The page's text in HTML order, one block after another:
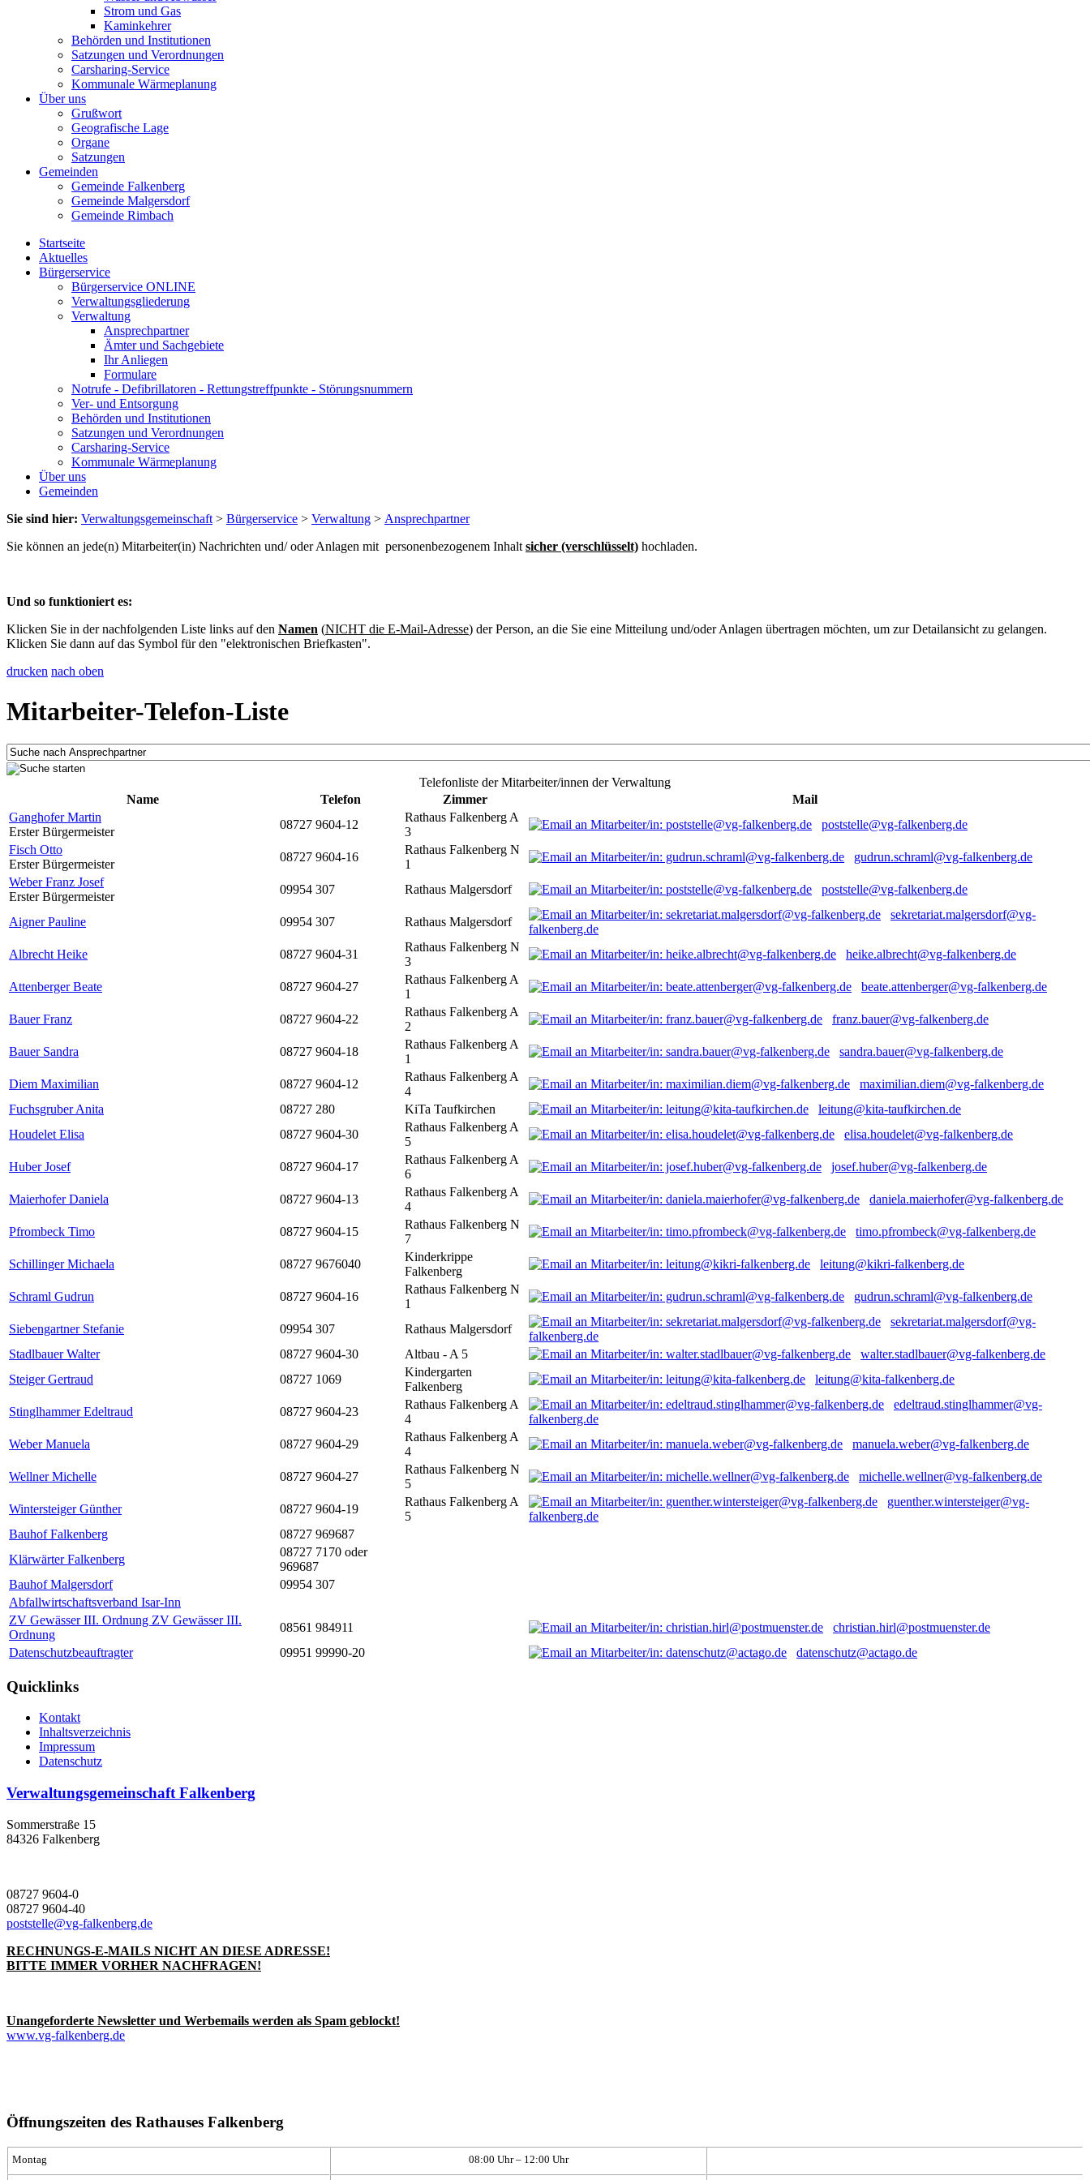
Strom und Gas
Kaminkehrer
Behörden und Institutionen
Satzungen und Verordnungen
Carsharing-Service
Kommunale Wärmeplanung
Über uns
Grußwort
Geografische Lage
Organe
Satzungen
Gemeinden
Gemeinde Falkenberg
Gemeinde Malgersdorf
Gemeinde Rimbach
Startseite
Aktuelles
Bürgerservice
Bürgerservice ONLINE
Verwaltungsgliederung
Verwaltung
Ansprechpartner
Ämter und Sachgebiete
Ihr Anliegen
Formulare
Notrufe - Defibrillatoren - Rettungstreffpunkte - Störungsnummern
Ver- und Entsorgung
Behörden und Institutionen
Satzungen und Verordnungen
Carsharing-Service
Kommunale Wärmeplanung
Über uns
Gemeinden
Sie sind hier: Verwaltungsgemeinschaft > Bürgerservice > Verwaltung > Ansprechpartner
Sie können an jede(n) Mitarbeiter(in) Nachrichten und/ oder Anlagen mit personenbezogenem Inhalt sicher (verschlüsselt) hochladen.
Und so funktioniert es:
Klicken Sie in der nachfolgenden Liste links auf den Namen (NICHT die E-Mail-Adresse) der Person, an die Sie eine Mitteilung und/oder Anlagen übertragen möchten, um zur Detailansicht zu gelangen.
Klicken Sie dann auf das Symbol für den "elektronischen Briefkasten".
drucken nach oben
Mitarbeiter-Telefon-Liste
Telefonliste der Mitarbeiter/innen der Verwaltung
Name
Telefon Zimmer
Mail
Ganghofer Martin
Erster Bürgermeister
08727 9604-12
Rathaus Falkenberg A
3
poststelle@vg-falkenberg.de
Fisch Otto
Erster Bürgermeister
08727 9604-16
Rathaus Falkenberg N
1
gudrun.schraml@vg-falkenberg.de
Weber Franz Josef
Erster Bürgermeister
09954 307 Rathaus Malgersdorf poststelle@vg-falkenberg.de
Aigner Pauline 09954 307 Rathaus Malgersdorf
sekretariat.malgersdorf@vg-
falkenberg.de
Albrecht Heike
08727 9604-31
Rathaus Falkenberg N
3
heike.albrecht@vg-falkenberg.de
Attenberger Beate 08727 9604-27
Rathaus Falkenberg A
1
beate.attenberger@vg-falkenberg.de
Bauer Franz 08727 9604-22
Rathaus Falkenberg A
2
franz.bauer@vg-falkenberg.de
Bauer Sandra 08727 9604-18
Rathaus Falkenberg A
1
sandra.bauer@vg-falkenberg.de
Diem Maximilian 08727 9604-12
Rathaus Falkenberg A
4
maximilian.diem@vg-falkenberg.de
Fuchsgruber Anita
08727 280 KiTa Taufkirchen
leitung@kita-taufkirchen.de
Houdelet Elisa
08727 9604-30
Rathaus Falkenberg A
5
elisa.houdelet@vg-falkenberg.de
Huber Josef 08727 9604-17
Rathaus Falkenberg A
6
josef.huber@vg-falkenberg.de
Maierhofer Daniela 08727 9604-13
Rathaus Falkenberg A
4
daniela.maierhofer@vg-falkenberg.de
Pfrombeck Timo 08727 9604-15
Rathaus Falkenberg N
7
timo.pfrombeck@vg-falkenberg.de
Schillinger Michaela 08727 9676040
Kinderkrippe
Falkenberg
leitung@kikri-falkenberg.de
Schraml Gudrun 08727 9604-16
Rathaus Falkenberg N
1
gudrun.schraml@vg-falkenberg.de
Siebengartner Stefanie 09954 307 Rathaus Malgersdorf
sekretariat.malgersdorf@vg-
falkenberg.de
Stadlbauer Walter
08727 9604-30 Altbau - A 5
walter.stadlbauer@vg-falkenberg.de
Steiger Gertraud
08727 1069
Kindergarten
Falkenberg
leitung@kita-falkenberg.de
Stinglhammer Edeltraud 08727 9604-23
Rathaus Falkenberg A
4
edeltraud.stinglhammer@vg-
falkenberg.de
Weber Manuela
08727 9604-29
Rathaus Falkenberg A
4
manuela.weber@vg-falkenberg.de
Wellner Michelle 08727 9604-27
Rathaus Falkenberg N
5
michelle.wellner@vg-falkenberg.de
Wintersteiger Günther 08727 9604-19
Rathaus Falkenberg A
5
guenther.wintersteiger@vg-
falkenberg.de
Bauhof Falkenberg
08727 969687
Klärwärter Falkenberg
08727 7170 oder
969687
Bauhof Malgersdorf
09954 307
Abfallwirtschaftsverband Isar-Inn
ZV Gewässer III. Ordnung ZV Gewässer III.
Ordnung
08561 984911
christian.hirl@postmuenster.de
Datenschutzbeauftragter
09951 99990-20 datenschutz@actago.de
Quicklinks
Kontakt
Inhaltsverzeichnis
Impressum
Datenschutz
Verwaltungsgemeinschaft Falkenberg
Sommerstraße 15
84326 Falkenberg
08727 9604-0
08727 9604-40
poststelle@vg-falkenberg.de
RECHNUNGS-E-MAILS NICHT AN DIESE ADRESSE!
BITTE IMMER VORHER NACHFRAGEN!
Unangeforderte Newsletter und Werbemails werden als Spam geblockt!
www.vg-falkenberg.de
Öffnungszeiten des Rathauses Falkenberg
Montag 08:00 Uhr – 12:00 Uhr